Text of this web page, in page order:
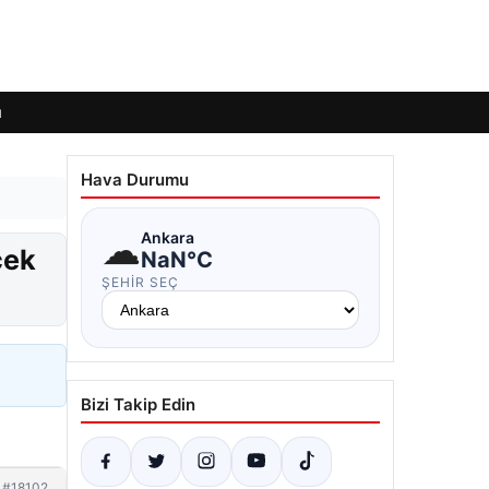
Hava Durumu
☁Ankara
NaN°C
ŞEHIR SEÇ
Bizi Takip Edin